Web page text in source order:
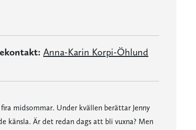
Anna-Karin Korpi-Öhlund
midsommar. Under kvällen berättar Jenny
känsla. Är det redan dags att bli vuxna? Men